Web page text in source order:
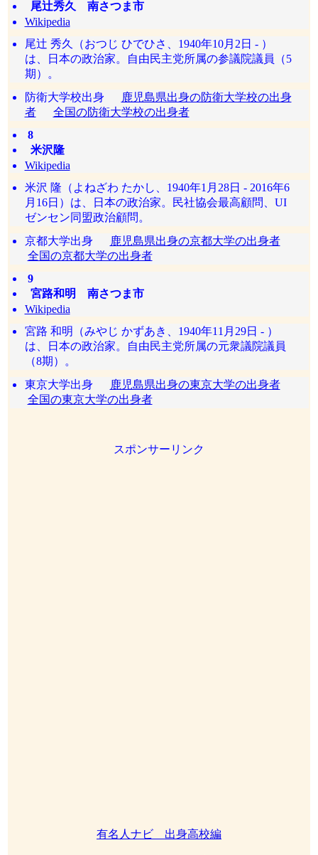
尾辻秀久 南さつま市
Wikipedia
尾辻 秀久（おつじ ひでひさ、1940年10月2日 - ）
は、日本の政治家。自由民主党所属の参議院議員（5
期）。
防衛大学校出身
鹿児島県出身の防衛大学校の出身
者
全国の防衛大学校の出身者
8
米沢隆
Wikipedia
米沢 隆（よねざわ たかし、1940年1月28日 ‐ 2016年6
月16日）は、日本の政治家。民社協会最高顧問、UI
ゼンセン同盟政治顧問。
京都大学出身
鹿児島県出身の京都大学の出身者
全国の京都大学の出身者
9
宮路和明 南さつま市
Wikipedia
宮路 和明（みやじ かずあき、1940年11月29日 - ）
は、日本の政治家。自由民主党所属の元衆議院議員
（8期）。
東京大学出身
鹿児島県出身の東京大学の出身者
全国の東京大学の出身者
スポンサーリンク
有名人ナビ 出身高校編